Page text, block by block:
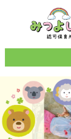
サイトマップ
園のご案内
1日の流れ
年間イベント